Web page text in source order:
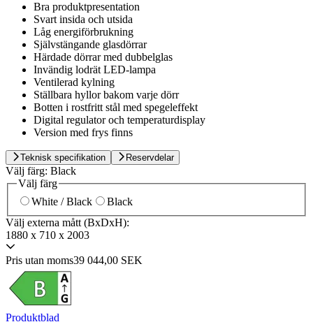
Bra produktpresentation
Svart insida och utsida
Låg energiförbrukning
Självstängande glasdörrar
Härdade dörrar med dubbelglas
Invändig lodrät LED-lampa
Ventilerad kylning
Ställbara hyllor bakom varje dörr
Botten i rostfritt stål med spegeleffekt
Digital regulator och temperaturdisplay
Version med frys finns
Teknisk specifikation Reservdelar
Välj färg: Black
Välj färg
White / Black
Black
Välj externa mått (BxDxH):
1880 x 710 x 2003
Pris utan moms39 044,00 SEK
Produktblad